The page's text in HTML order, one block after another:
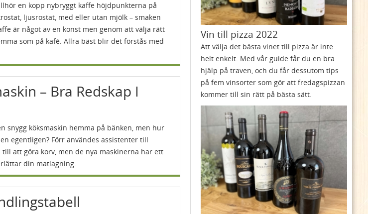
en kopp nybryggt kaffe höjdpunkterna på
ljusrostat, med eller utan mjölk – smaken
är något av en konst men genom att välja rätt
som på kafé. Allra bäst blir det förstås med
– Bra Redskap I
snygg köksmaskin hemma på bänken, men hur
egentligen? Förr användes assistenter till
till att göra korv, men de nya maskinerna har ett
din matlagning.
Vin till pizza 2022
Att välja det bästa vinet till pizza är inte
helt enkelt. Med vår guide får du en bra
hjälp på traven, och du får dessutom tips
på fem vinsorter som gör att fredagspizzan
kommer till sin rätt på bästa sätt.